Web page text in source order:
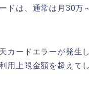
ドは、通常は月30万
カードエラーが発生
用上限金額を超えて